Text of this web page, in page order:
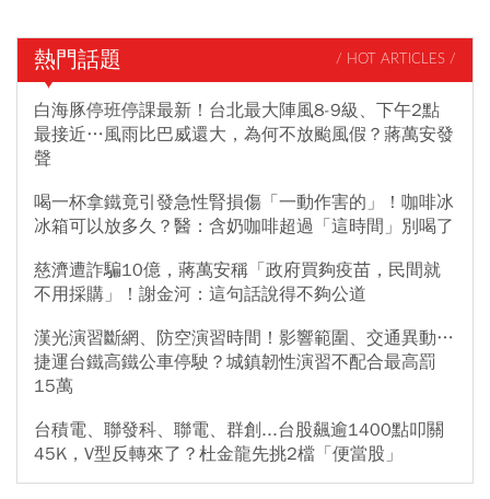
熱門話題 / HOT ARTICLES /
白海豚停班停課最新！台北最大陣風8-9級、下午2點
最接近…風雨比巴威還大，為何不放颱風假？蔣萬安發
聲
喝一杯拿鐵竟引發急性腎損傷「一動作害的」！咖啡冰
冰箱可以放多久？醫：含奶咖啡超過「這時間」別喝了
慈濟遭詐騙10億，蔣萬安稱「政府買夠疫苗，民間就
不用採購」！謝金河：這句話說得不夠公道
漢光演習斷網、防空演習時間！影響範圍、交通異動…
捷運台鐵高鐵公車停駛？城鎮韌性演習不配合最高罰
15萬
台積電、聯發科、聯電、群創...台股飆逾1400點叩關
45K，V型反轉來了？杜金龍先挑2檔「便當股」